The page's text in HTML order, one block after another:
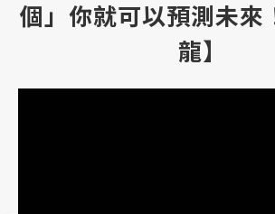
個」你就可以預測未來
龍】